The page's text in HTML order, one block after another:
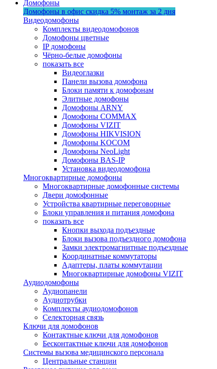
Домофоны
Домофоны в офис скидка 5% монтаж за 2 дня
Видеодомофоны
Комплекты видеодомофонов
Домофоны цветные
IP домофоны
Чёрно-белые домофоны
показать все
Видеоглазки
Панели вызова домофона
Блоки памяти к домофонам
Элитные домофоны
Домофоны ARNY
Домофоны COMMAX
Домофоны VIZIT
Домофоны HIKVISION
Домофоны KOCOM
Домофоны NeoLight
Домофоны BAS-IP
Установка видеодомофона
Многоквартирные домофоны
Многоквартирные домофонные системы
Двери домофонные
Устройства квартирные переговорные
Блоки управления и питания домофона
показать все
Кнопки выхода подъездные
Блоки вызова подъездного домофона
Замки электромагнитные подъездные
Координатные коммутаторы
Адаптеры, платы коммутации
Многоквартирные домофоны VIZIT
Аудиодомофоны
Аудиопанели
Аудиотрубки
Комплекты аудиодомофонов
Селекторная связь
Ключи для домофонов
Контактные ключи для домофонов
Бесконтактные ключи для домофонов
Системы вызова медицинского персонала
Центральные станции